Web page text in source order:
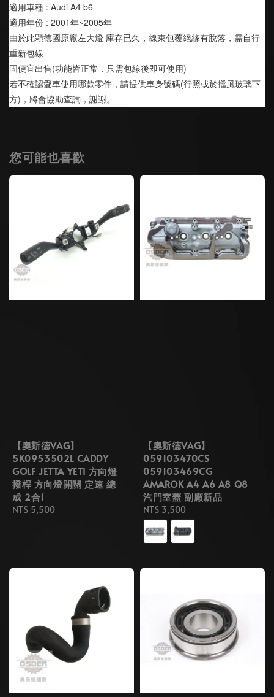
適用車種 : Audi A4 b6
適用年份 : 2001年~2005年
由於此顆德國原廠左大燈 庫存已久，線束包覆絕緣有脫落，需自行
重新包線
固便宜出售(功能皆正常，只需包線後即可使用)
若不確認愛車使用哪款零件，請提供車身號碼(行照或於擋風玻璃下
方)，將會協助查詢，謝謝。
您可能也喜歡
【奧斯德VAG】
5K0953502L CADDY
GOLF JETTA YETI 方向燈
撥桿 方向燈開關 定速 總
成 2合1
Regular
NT$ 5,500
【奧斯德VAG】
059103470CS
059103469CG
AMAROK A4 A6 A8 Q8
汽門室蓋 副廠新品
Regular
price
NT$ 3,500